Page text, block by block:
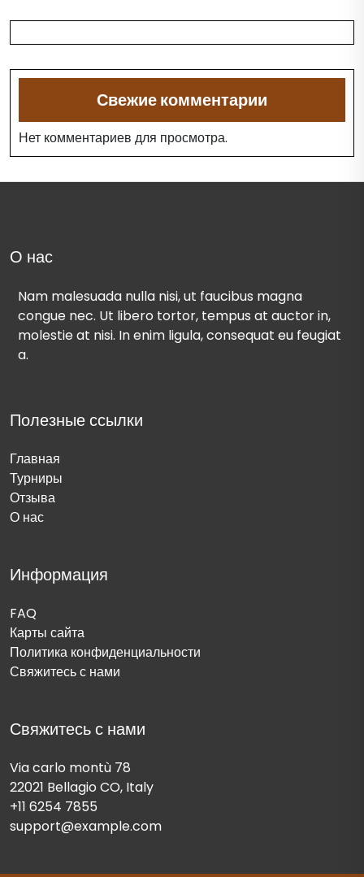
Свежие комментарии
Нет комментариев для просмотра.
О нас
Nam malesuada nulla nisi, ut faucibus magna
congue nec. Ut libero tortor, tempus at auctor in,
molestie at nisi. In enim ligula, consequat eu feugiat
a.
Полезные ссылки
Главная
Турниры
Отзыва
О нас
Информация
FAQ
Карты сайта
Политика конфиденциальности
Свяжитесь с нами
Свяжитесь с нами
Via carlo montù 78
22021 Bellagio CO, Italy
+11 6254 7855
support@example.com